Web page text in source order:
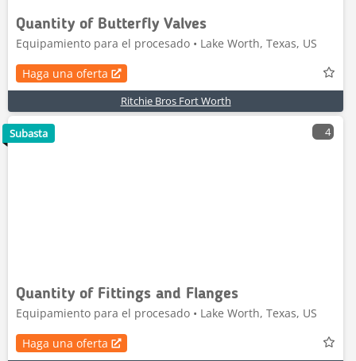
Quantity of Butterfly Valves
Equipamiento para el procesado • Lake Worth, Texas, US
Haga una oferta
Ritchie Bros Fort Worth
4
Quantity of Fittings and Flanges
Equipamiento para el procesado • Lake Worth, Texas, US
Haga una oferta
Subasta